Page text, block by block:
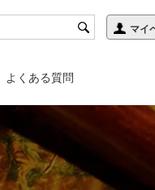
よくある質問